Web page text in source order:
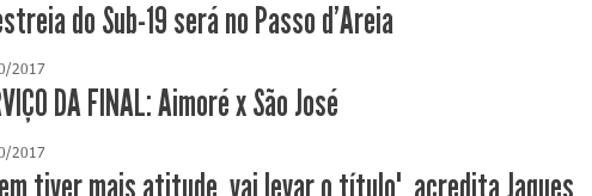
do Sub-19 será no Passo d'Areia
2017
DA FINAL: Aimoré x São José
2017
tiver mais atitude, vai levar o título", acredita Jaques